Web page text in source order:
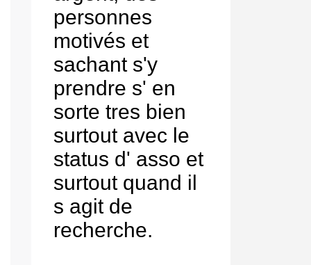
personnes
motivés et
sachant s'y
prendre s' en
sorte tres bien
surtout avec le
status d' asso et
surtout quand il
s agit de
recherche.